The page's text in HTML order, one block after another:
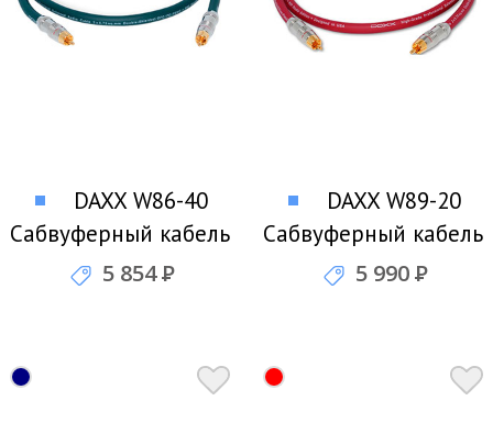
DAXX W86-40
Сабвуферный кабель
5 854Р
DAXX W89-20
Сабвуферный кабель
5 990Р